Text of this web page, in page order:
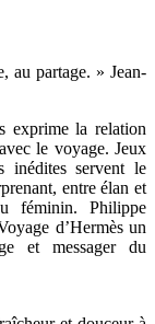
au partage. » Jean-
exprime la relation
le voyage. Jeux
inédites servent le
entre élan et
féminin. Philippe
d’Hermès un
et messager du